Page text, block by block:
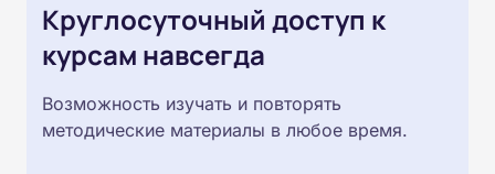
Круглосуточный доступ к
курсам навсегда
Возможность изучать и повторять
методические материалы в любое время.